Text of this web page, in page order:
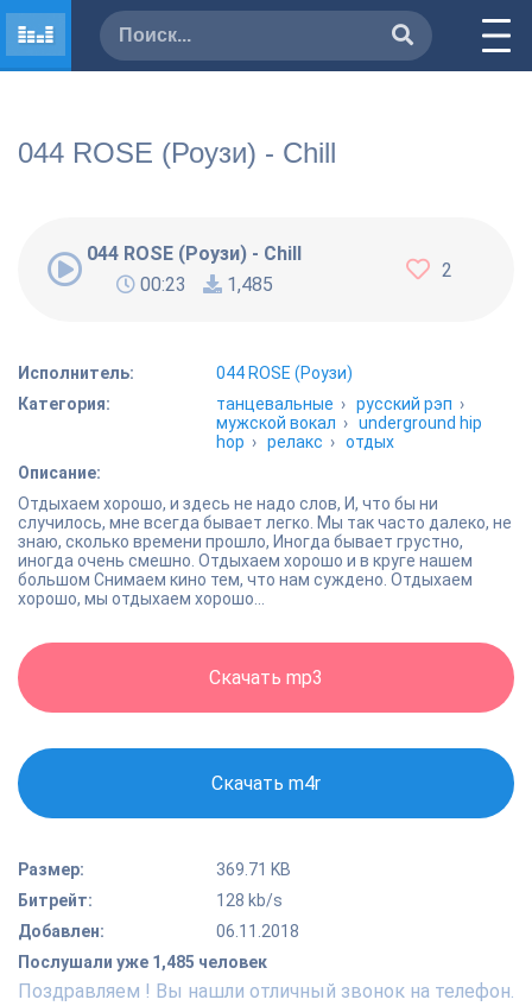
044 ROSE (Роузи) - Chill
044 ROSE (Роузи) - Chill
00:23
1,485
2
Исполнитель:
044 ROSE (Роузи)
Категория:
танцевальные ›русский рэп ›
мужской вокал ›underground hip
hop ›релакс ›отдых
Описание:
Отдыхаем хорошо, и здесь не надо слов, И, что бы ни
случилось, мне всегда бывает легко. Мы так часто далеко, не
знаю, сколько времени прошло, Иногда бывает грустно,
иногда очень смешно. Отдыхаем хорошо и в круге нашем
большом Снимаем кино тем, что нам суждено. Отдыхаем
хорошо, мы отдыхаем хорошо...
Скачать mp3
Скачать m4r
Размер:
369.71 KB
Битрейт:
128 kb/s
Добавлен:
06.11.2018
Послушали уже 1,485 человек
Поздравляем ! Вы нашли отличный звонок на телефон.